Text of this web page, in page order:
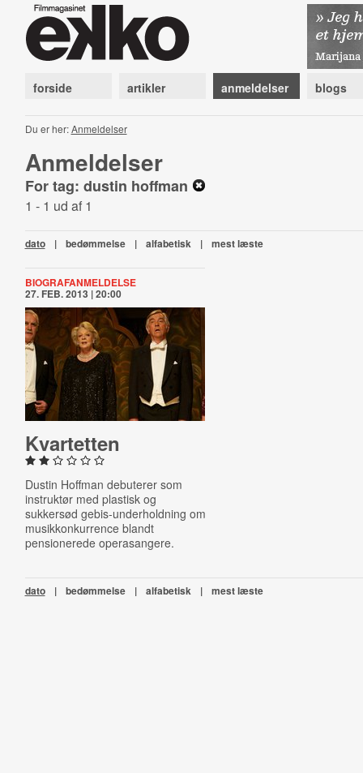
forside artikler anmeldelser blogs
Du er her:Anmeldelser
Anmeldelser
For tag: dustin hoffman
1 - 1 ud af 1
dato | bedømmelse | alfabetisk | mest læste
BIOGRAFANMELDELSE
27. FEB. 2013 | 20:00
Kvar­tet­ten
Dustin Hoffman debuterer som
instruktør med plastisk og
sukkersød gebis-underholdning om
musikkonkurrence blandt
pensionerede operasangere.
dato | bedømmelse | alfabetisk | mest læste